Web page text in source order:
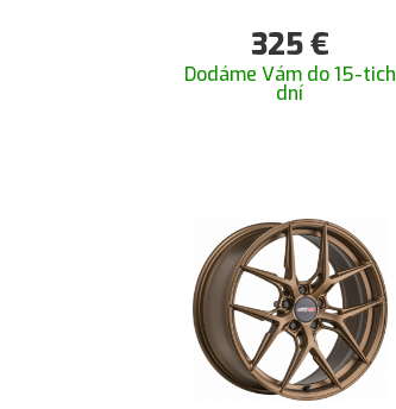
325€
Dodáme Vám do 15-tich
dní